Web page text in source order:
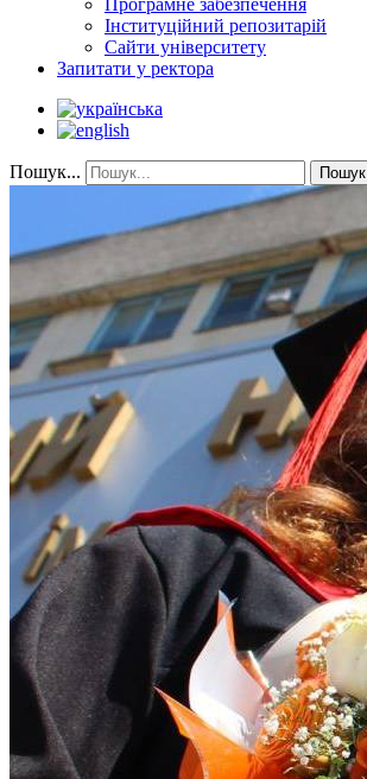
Інституційний репозитарій
Сайти університету
Запитати у ректора
Пошук... Пошук